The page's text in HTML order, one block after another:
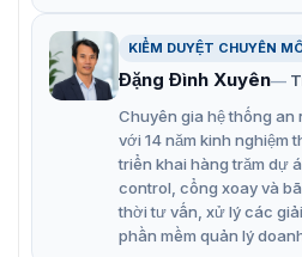
đặt khác nhau. Sản phẩm còn
trong điều kiện nhiệt độ từ 0°C
bền và hiệu suất ổn định.
Màn hình 4K UHD siêu nét
CPU: Cortex A73 (4 lõi) +
Tích hợp camera 8MP với
thu hình ảnh rõ nét trong
KIỂM DUYỆT CHUYÊN
Đặng Đình Xuyên
Chuyên gia hệ thống an
với 14 năm kinh nghiệm
triển khai hàng trăm dự
control, cổng xoay và
thời tư vấn, xử lý các
phần mềm quản lý